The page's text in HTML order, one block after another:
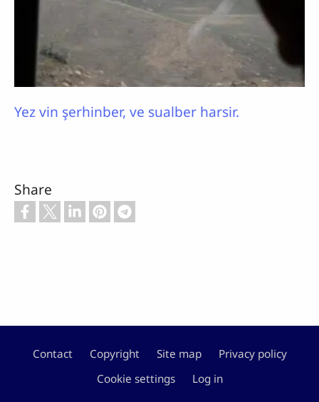
Yez vin şerhinber, ve sualber harsir.
Share
Footer
Contact Copyright Site map
Privacy policy
Cookie settings
Log in